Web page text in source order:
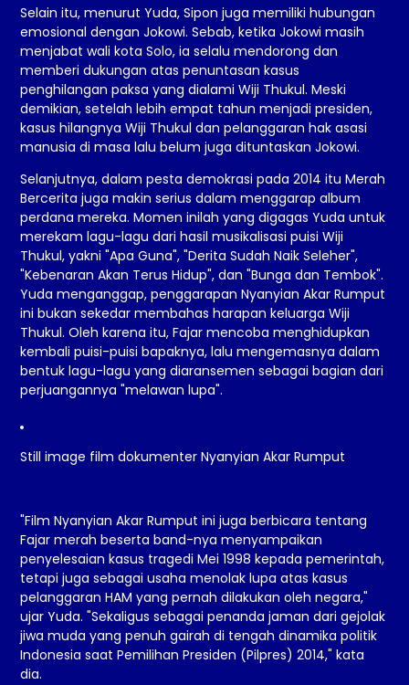
Selain itu, menurut Yuda, Sipon juga memiliki hubungan
emosional dengan Jokowi. Sebab, ketika Jokowi masih
menjabat wali kota Solo, ia selalu mendorong dan
memberi dukungan atas penuntasan kasus
penghilangan paksa yang dialami Wiji Thukul. Meski
demikian, setelah lebih empat tahun menjadi presiden,
kasus hilangnya Wiji Thukul dan pelanggaran hak asasi
manusia di masa lalu belum juga dituntaskan Jokowi.
Selanjutnya, dalam pesta demokrasi pada 2014 itu Merah
Bercerita juga makin serius dalam menggarap album
perdana mereka. Momen inilah yang digagas Yuda untuk
merekam lagu-lagu dari hasil musikalisasi puisi Wiji
Thukul, yakni "Apa Guna", "Derita Sudah Naik Seleher",
"Kebenaran Akan Terus Hidup", dan "Bunga dan Tembok".
Yuda menganggap, penggarapan Nyanyian Akar Rumput
ini bukan sekedar membahas harapan keluarga Wiji
Thukul. Oleh karena itu, Fajar mencoba menghidupkan
kembali puisi-puisi bapaknya, lalu mengemasnya dalam
bentuk lagu-lagu yang diaransemen sebagai bagian dari
perjuangannya "melawan lupa".
Still image film dokumenter Nyanyian Akar Rumput
"Film Nyanyian Akar Rumput ini juga berbicara tentang
Fajar merah beserta band-nya menyampaikan
penyelesaian kasus tragedi Mei 1998 kepada pemerintah,
tetapi juga sebagai usaha menolak lupa atas kasus
pelanggaran HAM yang pernah dilakukan oleh negara,"
ujar Yuda. "Sekaligus sebagai penanda jaman dari gejolak
jiwa muda yang penuh gairah di tengah dinamika politik
Indonesia saat Pemilihan Presiden (Pilpres) 2014," kata
dia.